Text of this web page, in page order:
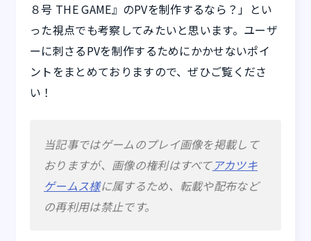
８号 THE GAME』のPVを制作するなら？」とい
った視点でも考察してみたいと思います。ユーザ
ーに刺さるPVを制作するためにかかせないポイ
ントをまとめておりますので、ぜひご覧くださ
い！
当記事ではゲームのプレイ画像を掲載して
おりますが、画像の権利はすべてアカツキ
ゲームス様に属するため、転載や配布など
の再利用は禁止です。